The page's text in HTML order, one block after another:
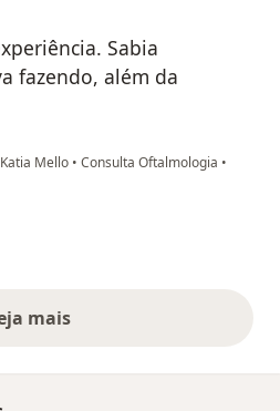
Sabia
fazendo, além da
Mello • Consulta Oftalmologia •
Mateus
mais
opiniões acima